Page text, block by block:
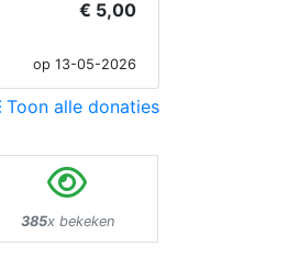
€ 5,00
op 13-05-2026
Toon alle donaties
385x bekeken